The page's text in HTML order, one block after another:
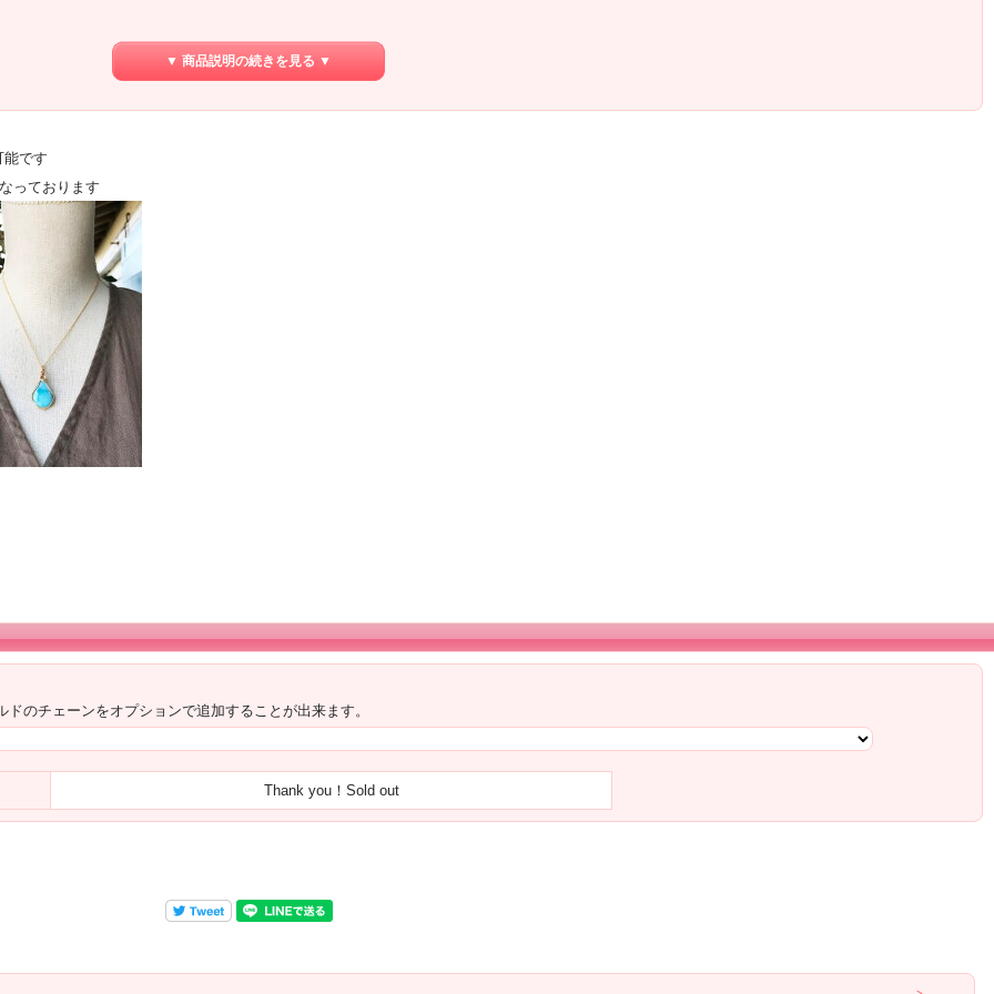
▼ 商品説明の続きを見る ▼
です
っております
のチェーンをオプションで追加することが出来ます。
Thank you！Sold out